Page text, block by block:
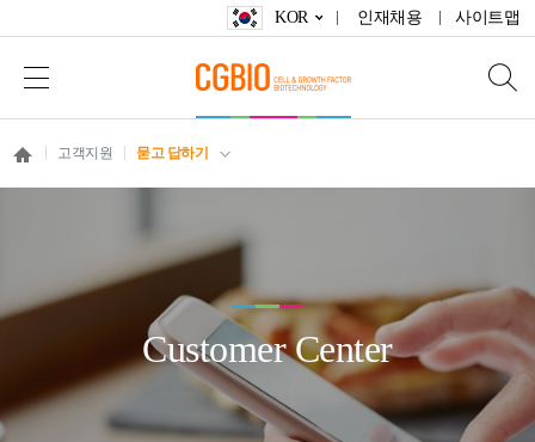
KOR 인재채용 사이트맵
고객지원 묻고 답하기
Customer Center